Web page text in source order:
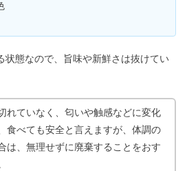
状態なので、旨味や新鮮さは抜けてい
れていなく、匂いや触感などに変化
食べても安全と言えますが、体調の
は、無理せずに廃棄することをおす